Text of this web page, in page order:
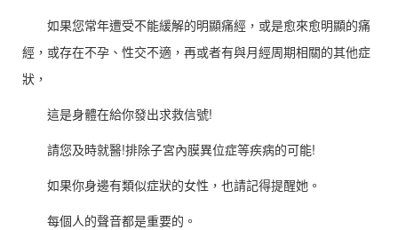
如果您常年遭受不能緩解的明顯痛經，或是愈來愈明顯的痛
經，或存在不孕、性交不適，再或者有與月經周期相關的其他症
狀，
這是身體在給你發出求救信號!
請您及時就醫!排除子宮內膜異位症等疾病的可能!
如果你身邊有類似症狀的女性，也請記得提醒她。
每個人的聲音都是重要的。